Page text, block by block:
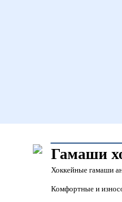
Гамаши
Хоккейные гамаши
Комфортные и